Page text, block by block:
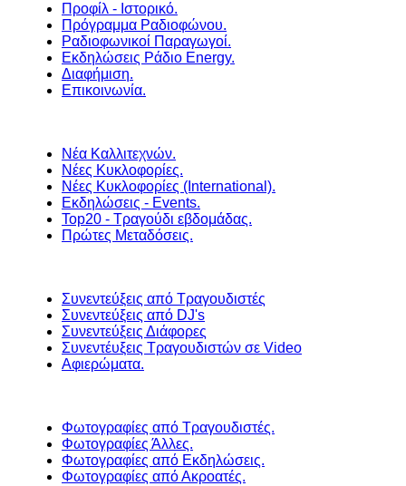
Προφίλ - Ιστορικό.
Πρόγραμμα Ραδιοφώνου.
Ραδιοφωνικοί Παραγωγοί.
Εκδηλώσεις Ράδιο Energy.
Διαφήμιση.
Επικοινωνία.
Νέα Καλλιτεχνών.
Νέες Κυκλοφορίες.
Νέες Κυκλοφορίες (International).
Εκδηλώσεις - Events.
Top20 - Τραγούδι εβδομάδας.
Πρώτες Μεταδόσεις.
Συνεντεύξεις από Τραγουδιστές
Συνεντεύξεις από DJ's
Συνεντεύξεις Διάφορες
Συνεντέυξεις Τραγουδιστών σε Video
Αφιερώματα.
Φωτογραφίες από Τραγουδιστές.
Φωτογραφίες Άλλες.
Φωτογραφίες από Εκδηλώσεις.
Φωτογραφίες από Ακροατές.